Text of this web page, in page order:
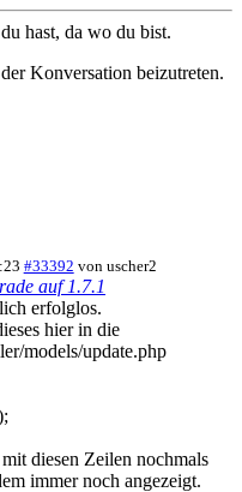
hast, da wo du bist.
Konversation beizutreten.
#33392 von uscher2
auf 1.7.1
erfolglos.
hier in die
models/update.php
diesen Zeilen nochmals
immer noch angezeigt.